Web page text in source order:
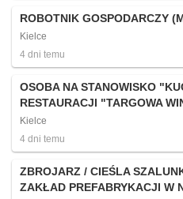
ROBOTNIK GOSPODARCZY
Kielce
4 dni temu
OSOBA NA STANOWISKO
RESTAURACJI "TARGOWA
Kielce
4 dni temu
ZBROJARZ / CIEŚLA
ZAKŁAD PREFABRYKACJI W